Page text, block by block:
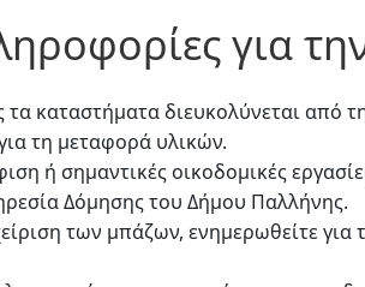
για
καταστήματα διευκολύνεται από
τη μεταφορά υλικών.
ή σημαντικές οικοδομικές
Δόμησης του Δήμου Παλλήνης.
των μπάζων, ενημερωθείτε